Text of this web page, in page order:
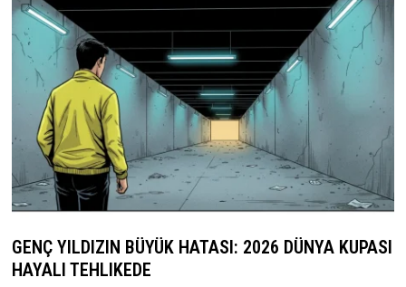
GENÇ YILDIZIN BÜYÜK HATASI: 2026 DÜNYA KUPASI
HAYALI TEHLIKEDE